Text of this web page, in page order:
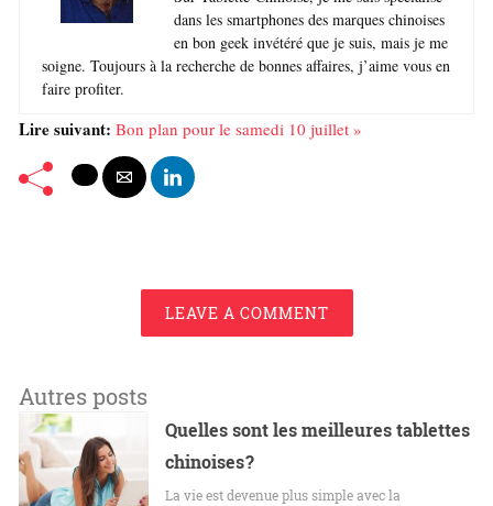
dans les smartphones des marques chinoises
en bon geek invétéré que je suis, mais je me
soigne. Toujours à la recherche de bonnes affaires, j’aime vous en
faire profiter.
Lire suivant: Bon plan pour le samedi 10 juillet »
LEAVE A COMMENT
Autres posts
Quelles sont les meilleures tablettes
chinoises ?
La vie est devenue plus simple avec la